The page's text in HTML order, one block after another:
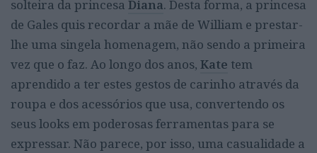
solteira da princesa Diana. Desta forma, a princesa
de Gales quis recordar a mãe de William e prestar-
lhe uma singela homenagem, não sendo a primeira
vez que o faz. Ao longo dos anos, Kate tem
aprendido a ter estes gestos de carinho através da
roupa e dos acessórios que usa, convertendo os
seus looks em poderosas ferramentas para se
expressar. Não parece, por isso, uma casualidade a